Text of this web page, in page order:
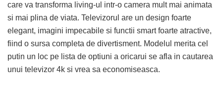
care va transforma living-ul intr-o camera mult mai animata
si mai plina de viata. Televizorul are un design foarte
elegant, imagini impecabile si functii smart foarte atractive,
fiind o sursa completa de divertisment. Modelul merita cel
putin un loc pe lista de optiuni a oricarui se afla in cautarea
unui televizor 4k si vrea sa economiseasca.